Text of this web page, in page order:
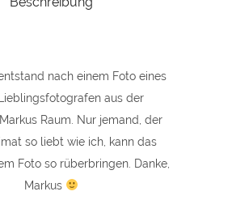
nach einem Foto eines
aus der
Raum. Nur jemand, der
so liebt wie ich, kann das
Foto so rüberbringen. Danke,
Markus